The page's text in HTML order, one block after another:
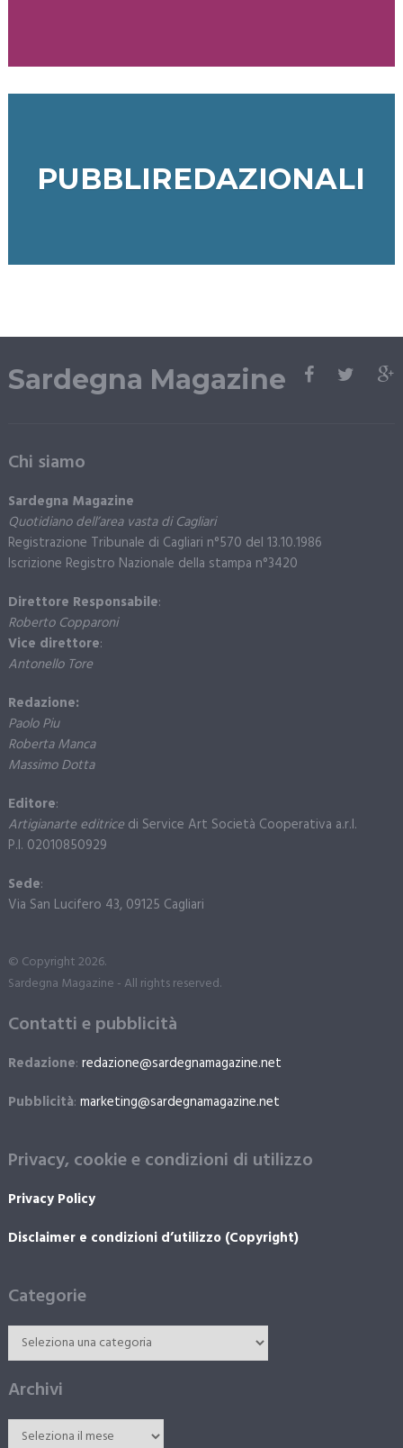
PUBBLIREDAZIONALI
Sardegna Magazine
Chi siamo
Sardegna Magazine
Quotidiano dell’area vasta di Cagliari
Registrazione Tribunale di Cagliari n°570 del 13.10.1986
Iscrizione Registro Nazionale della stampa n°3420
Direttore Responsabile:
Roberto Copparoni
Vice direttore:
Antonello Tore
Redazione:
Paolo Piu
Roberta Manca
Massimo Dotta
Editore:
Artigianarte editricedi Service Art Società Cooperativa a.r.l.
P.I. 02010850929
Sede:
Via San Lucifero 43, 09125 Cagliari
© Copyright 2026.
Sardegna Magazine - All rights reserved.
Contatti e pubblicità
Redazione: redazione@sardegnamagazine.net
Pubblicità: marketing@sardegnamagazine.net
Privacy, cookie e condizioni di utilizzo
Privacy Policy
Disclaimer e condizioni d’utilizzo (Copyright)
Categorie
Archivi